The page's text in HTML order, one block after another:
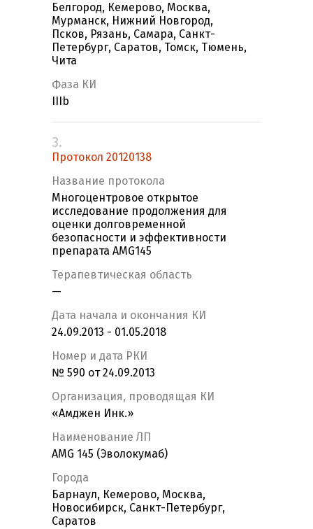
Белгород, Кемерово, Москва,
Мурманск, Нижний Новгород,
Псков, Рязань, Самара, Санкт-
Петербург, Саратов, Томск, Тюмень,
Чита
Фаза КИ
IIIb
3.
Протокол 20120138
Название протокола
Многоцентровое открытое
исследование продолжения для
оценки долговременной
безопасности и эффективности
препарата AMG145
Терапевтическая область
—
Дата начала и окончания КИ
24.09.2013 - 01.05.2018
Номер и дата РКИ
№ 590 от 24.09.2013
Организация, проводящая КИ
«Амджен Инк.»
Наименование ЛП
AMG 145 (Эволокумаб)
Города
Барнаул, Кемерово, Москва,
Новосибирск, Санкт-Петербург,
Саратов